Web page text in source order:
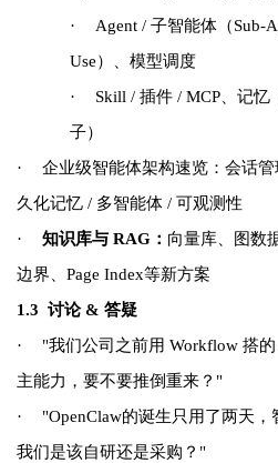
·
Agent / 子智能体（Sub-
Use）、模型调度
·
Skill / 插件 / MCP、记忆
子）
·
企业级智能体架构速览：会话
久化记忆 / 多智能体 / 可观测性
·
知识库与 RAG： 向量库、图数
边界、Page Index等新方案
1.3 讨论 & 答疑
·
"我们公司之前用 Workflow 搭的
主能力，要不要推倒重来？"
·
"OpenClaw的诞生只用了两天，
我们是该自研还是采购？"